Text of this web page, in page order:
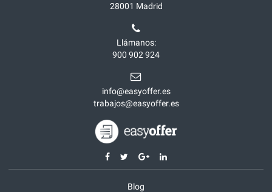
28001 Madrid
Llámanos:
900 902 924
info@easyoffer.es
trabajos@easyoffer.es
Blog